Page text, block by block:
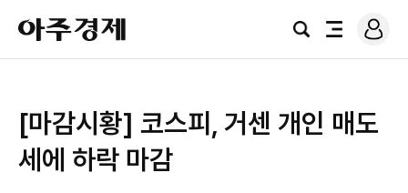
아
주
경
검
전
로
그
[마감시황] 코스피, 거센 개인 매도
세에 하락 마감